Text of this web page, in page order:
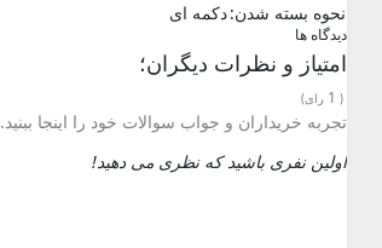
نحوه بسته شدن:دکمه ای
دیدگاه ها
امتیاز و نظرات دیگران؛
(
1 رای)
تجربه خریداران و جواب سوالات خود را اینجا ببنید.
اولین نفری باشید که نظری می دهید!